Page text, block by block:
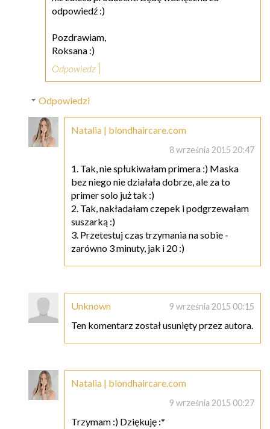
odpowiedź :)
Pozdrawiam,
Roksana :)
Odpowiedz
Odpowiedzi
Natalia | blondhaircare.com
8 września 2015 20:47
1. Tak, nie spłukiwałam primera :) Maska
bez niego nie działała dobrze, ale za to
primer solo już tak :)
2. Tak, nakładałam czepek i podgrzewałam
suszarką :)
3. Przetestuj czas trzymania na sobie -
zarówno 3 minuty, jak i 20 :)
Unknown 9 września 2015 00:15
Ten komentarz został usunięty przez autora.
Natalia | blondhaircare.com
9 września 2015 00:27
Trzymam :) Dziękuję :*